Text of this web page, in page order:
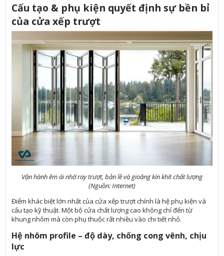
Cấu tạo & phụ kiện quyết định sự bền bỉ
của cửa xếp trượt
Vận hành êm ái nhờ ray trượt, bản lề và gioăng kín khít chất lượng
(Nguồn: Internet)
Điểm khác biệt lớn nhất của cửa xếp trượt chính là hệ phụ kiện và
cấu tạo kỹ thuật. Một bộ cửa chất lượng cao không chỉ đến từ
khung nhôm mà còn phụ thuộc rất nhiều vào chi tiết nhỏ.
Hệ nhôm profile – độ dày, chống cong vênh, chịu
lực